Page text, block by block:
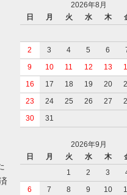
2026年8月
日
月 火 水 木
2
3 4 5 6
9
10 11 12 13
16
17 18 19 20
23
24 25 26 27
30
31
2026年9月
日
月 火 水 木
1
2 3
6
7 8 9 10